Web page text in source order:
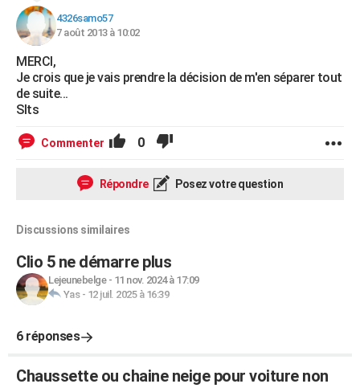
4326samo57
7 août 2013 à 10:02
MERCI,
Je crois que je vais prendre la décision de m'en séparer tout
de suite...
Slts
Commenter 0
Répondre Posez votre question
Discussions similaires
Clio 5 ne démarre plus
Lejeunebelge- 11 nov. 2024 à 17:09
Yas- 12 juil. 2025 à 16:39
6 réponses
Chaussette ou chaine neige pour voiture non